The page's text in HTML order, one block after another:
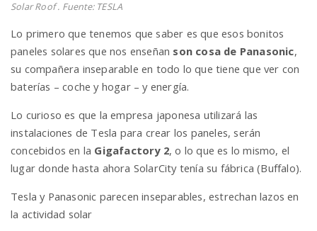
Solar Roof . Fuente: TESLA
Lo primero que tenemos que saber es que esos bonitos
paneles solares que nos enseñan son cosa de Panasonic,
su compañera inseparable en todo lo que tiene que ver con
baterías – coche y hogar – y energía.
Lo curioso es que la empresa japonesa utilizará las
instalaciones de Tesla para crear los paneles, serán
concebidos en la Gigafactory 2, o lo que es lo mismo, el
lugar donde hasta ahora SolarCity tenía su fábrica (Buffalo).
Tesla y Panasonic parecen inseparables, estrechan lazos en
la actividad solar